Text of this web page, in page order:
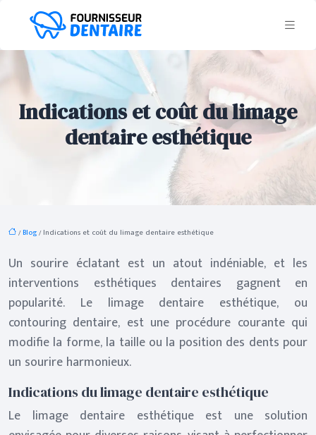
Indications et coût du limage
dentaire esthétique
/Blog/ Indications et coût du limage dentaire esthétique
Un sourire éclatant est un atout indéniable, et les
interventions esthétiques dentaires gagnent en
popularité. Le limage dentaire esthétique, ou
contouring dentaire, est une procédure courante qui
modifie la forme, la taille ou la position des dents pour
un sourire harmonieux.
Indications du limage dentaire esthétique
Le limage dentaire esthétique est une solution